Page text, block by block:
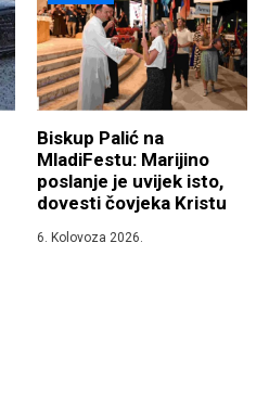
Biskup Palić na
MladiFestu: Marijino
poslanje je uvijek isto,
dovesti čovjeka Kristu
6. Kolovoza 2026.